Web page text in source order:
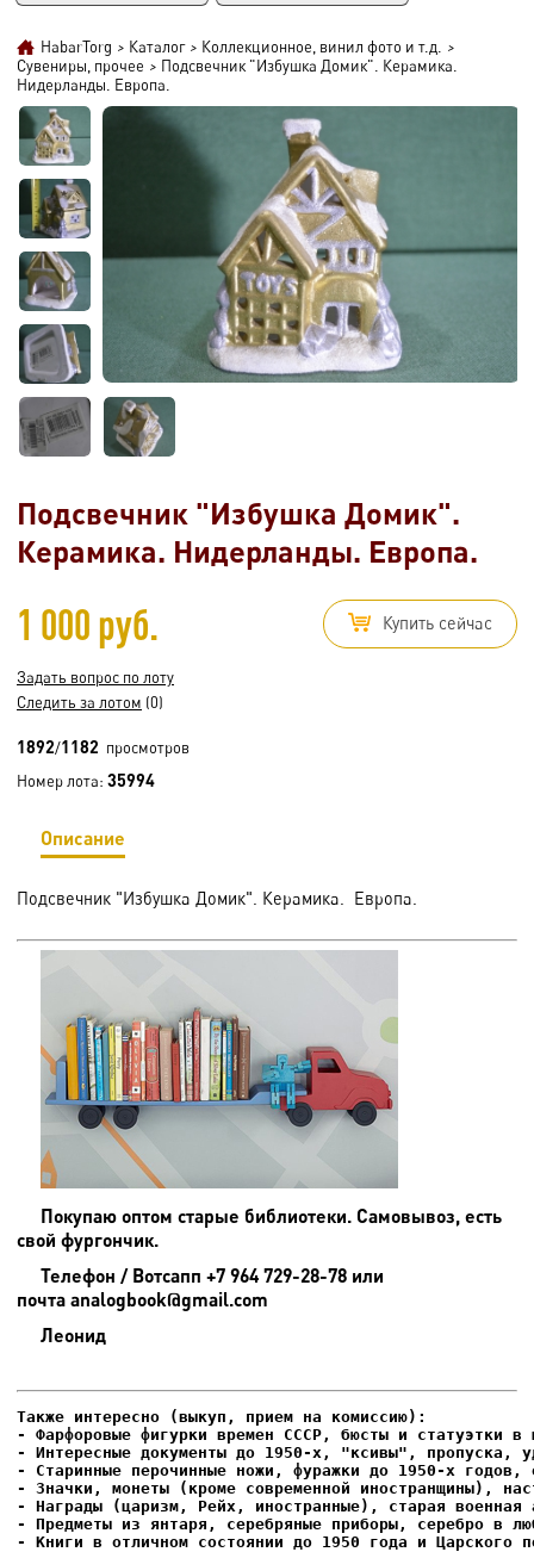
HabarTorg > Каталог > Коллекционное, винил фото и т.д.
>
Сувениры, прочее > Подсвечник "Избушка Домик". Керамика.
Нидерланды. Европа.
Подсвечник "Избушка Домик".
Керамика. Нидерланды. Европа.
1 000 руб. Купить сейчас
Задать вопрос по лоту
Следить за лотом (0)
1892/1182 просмотров
Номер лота: 35994
Описание
Подсвечник "Избушка Домик". Керамика. Европа.
Покупаю оптом старые библиотеки. Самовывоз, есть
свой фургончик.
Телефон / Вотсапп +7 964 729-28-78 или
почта analogbook@gmail.com
Леонид
- Фарфоровые фигурки времен СССР, бюсты и статуэтки в
- Интересные документы до 1950-х, "ксивы", пропуска,